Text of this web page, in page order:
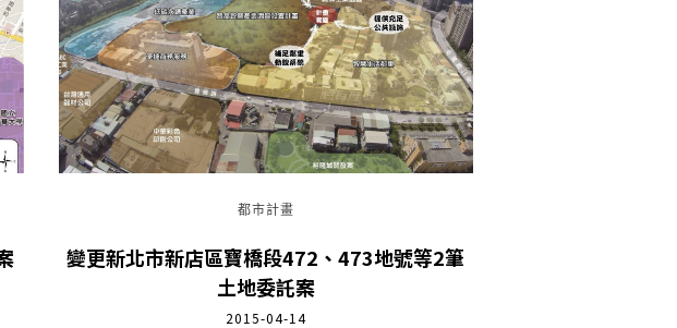
都市計畫
變更新北市新店區寶橋段472、473地號等2筆
土地委託案
2015-04-14